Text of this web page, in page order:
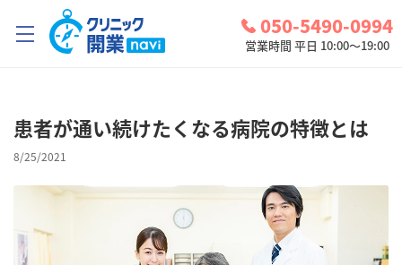
050-5490-0994
営業時間 平日 10:00～19:00
患者が通い続けたくなる病院の特徴とは
8/25/2021
診療圏調査
検討中リスト